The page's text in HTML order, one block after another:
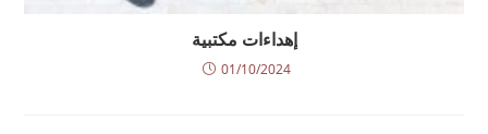
إهداءات مكتبية
01/10/2024